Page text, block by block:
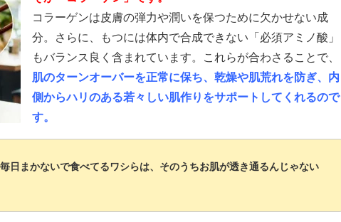
コラーゲンは皮膚の弾力や潤いを保つために欠かせない成
分。さらに、もつには体内で合成できない「必須アミノ酸」
もバランス良く含まれています。これらが合わさることで、
肌のターンオーバーを正常に保ち、乾燥や肌荒れを防ぎ、内
側からハリのある若々しい肌作りをサポートしてくれるので
す。
日まかないで食べてるワシらは、そのうちお肌が透き通るんじゃない